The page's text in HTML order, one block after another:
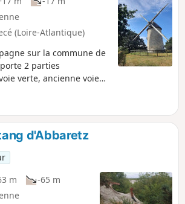
(Loire-Atlantique)
sur la commune de
2 parties
verte, ancienne voie
que vous longerez en
des terrains privés
Vous ne manquerez
détour pour admirer le
Garenne.
d'Abbaretz
m
-65 m